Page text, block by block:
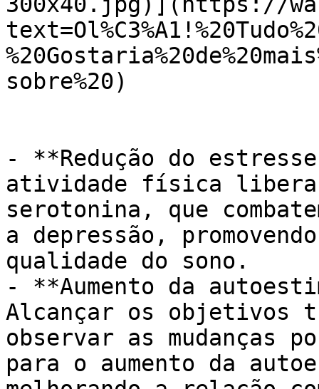
sobre%20)
- **Redução do
atividade física libera
serotonina, que
a depressão,
qualidade do sono.
- **Aumento da
Alcançar os objetivos
observar as mudanças
para o aumento da